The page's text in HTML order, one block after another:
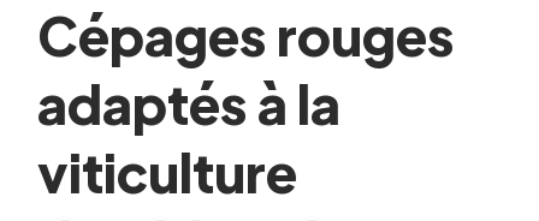
Cépages rouges
adaptés à la
viticulture